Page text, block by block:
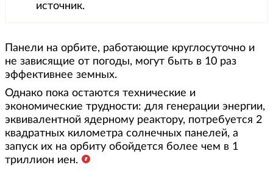
источник.
Панели на орбите, работающие круглосуточно и
не зависящие от погоды, могут быть в 10 раз
эффективнее земных.
Однако пока остаются технические и
экономические трудности: для генерации энергии,
эквивалентной ядерному реактору, потребуется 2
квадратных километра солнечных панелей, а
запуск их на орбиту обойдется более чем в 1
триллион иен.